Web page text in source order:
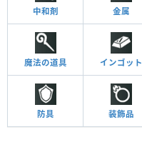
中和剤 金属
魔法の道具 インゴット
防具 装飾品